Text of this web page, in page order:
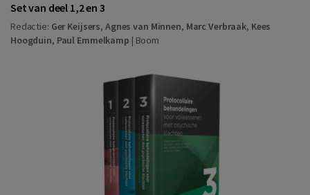
Set van deel 1,2 en 3
Redactie: Ger Keijsers, Agnes van Minnen, Marc Verbraak, Kees
Hoogduin, Paul Emmelkamp | Boom